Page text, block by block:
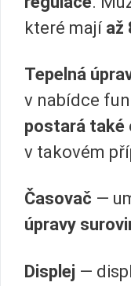
které mají až
Tepelná
v nabídce
postará také
v takovém
Časovač —
úpravy
Displej —